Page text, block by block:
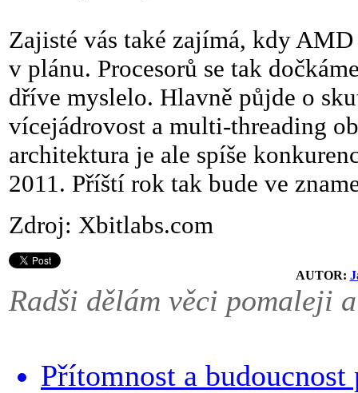
Zajisté vás také zajímá, kdy
v plánu. Procesorů se tak
dříve myslelo. Hlavně půjde o
vícejádrovost a multi-threading
architektura je ale spíše
2011. Příští rok tak bude ve
Zdroj: Xbitlabs.com
AUTOR:
Radši dělám věci pomaleji
Přítomnost a